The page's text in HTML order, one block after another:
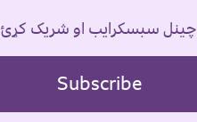
چینل سبسکرایب او شریک کړئ
Subscribe